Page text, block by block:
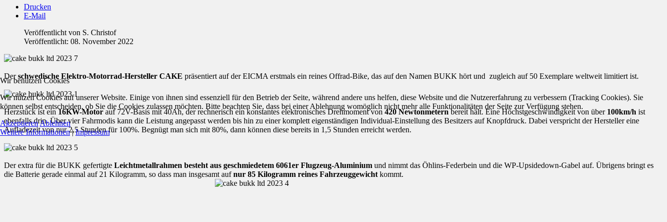
Drucken
E-Mail
Veröffentlicht von S. Christof
Veröffentlicht: 08. November 2022
Derschwedische Elektro-Motorrad-Hersteller CAKE präsentiert auf der EICMA erstmals ein reines Offrad-Bike, das auf den Namen BUKK hört und zugleich auf 50 Exemplare weltweit limitiert ist.
Herzstück ist ein16KW-Motorauf 72V-Basis mit 40Ah, der rechnerisch ein konstantes elektronisches Drehmoment von420 Newtonmeternbereit hält. Eine Höchstgeschwindigkeit von über 100km/h ist
ebenfalls drin. Über vier Fahrmodis kann die Leistung angepasst werden bis hin zu einer komplett eigenständigen Individual-Einstellung des Besitzers auf Knopfdruck. Dabei verspricht der Hersteller eine
Aufladezeit von nur 2,5 Stunden für 100%. Begnügt man sich mit 80%, dann können diese bereits in 1,5 Stunden erreicht werden.
Der extra für die BUKK gefertigte Leichtmetallrahmen besteht aus geschmiedetem 6061er Flugzeug-Aluminium und nimmt das Öhlins-Federbein und die WP-Upsidedown-Gabel auf. Übrigens bringt es
die Batterie gerade einmal auf 21 Kilogramm, so dass man insgesamt aufnur 85 Kilogramm reines Fahrzeuggewicht kommt.
Wir benutzen Cookies
Wir nutzen Cookies auf unserer Website. Einige von ihnen sind essenziell für den Betrieb der Seite, während andere uns helfen, diese Website und die Nutzererfahrung zu verbessern (Tracking Cookies). Sie
können selbst entscheiden, ob Sie die Cookies zulassen möchten. Bitte beachten Sie, dass bei einer Ablehnung womöglich nicht mehr alle Funktionalitäten der Seite zur Verfügung stehen.
AkzeptierenAblehnen
Weitere Informationen|Impressum